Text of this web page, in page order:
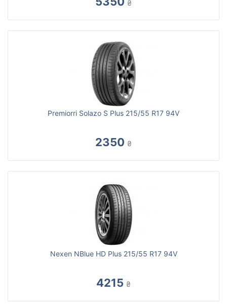
₴
Premiorri Solazo S Plus 215/55 R17 94V
2350 ₴
Nexen NBlue HD Plus 215/55 R17 94V
4215 ₴